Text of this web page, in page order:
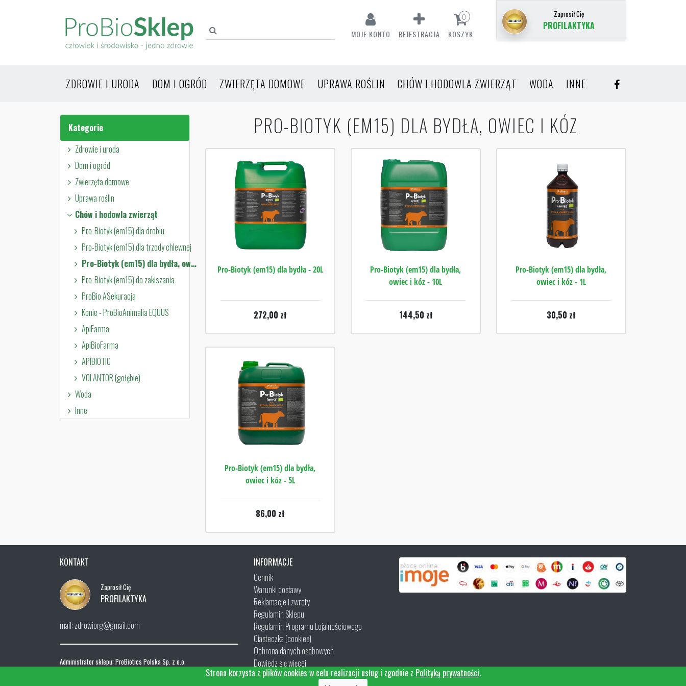
MOJE KONTO REJESTRACJA KOSZYK
0 Zaprosił Cię
PROFILAKTYKA
ZDROWIE I URODA DOM I OGRÓD ZWIERZĘTA DOMOWE UPRAWA ROŚLIN CHÓW I HODOWLA ZWIERZĄT WODA INNE
Kategorie
Zdrowie i uroda
Dom i ogród
Zwierzęta domowe
Uprawa roślin
Chów i hodowla zwierząt
Pro-Biotyk (em15) dla drobiu
Pro-Biotyk (em15) dla trzody chlewnej
Pro-Biotyk (em15) dla bydła, owiec i kóz
Pro-Biotyk (em15) do zakiszania
ProBio ASekuracja
Konie - ProBioAnimalia EQUUS
ApiFarma
ApiBioFarma
APIBIOTIC
VOLANTOR (gołębie)
Woda
Inne
PRO-BIOTYK (EM15) DLA BYDŁA, OWIEC I KÓZ
Pro-Biotyk (em15) dla bydła - 20L
272,00 zł
Pro-Biotyk (em15) dla bydła,
owiec i kóz - 10L
144,50 zł
Pro-Biotyk (em15) dla bydła,
owiec i kóz - 1L
30,50 zł
Pro-Biotyk (em15) dla bydła,
owiec i kóz - 5L
86,00 zł
KONTAKT
Zaprosił Cię
PROFILAKTYKA
mail: zdrowiorg@gmail.com
Administrator sklepu: ProBiotics Polska Sp. z o.o.
INFORMACJE
Cennik
Warunki dostawy
Reklamacje i zwroty
Regulamin Sklepu
Regulamin Programu Lojalnościowego
Ciasteczka (cookies)
Ochrona danych osobowych
Dowiedz się więcej
Kontakt
Strona korzysta z plików cookies w celu realizacji usług i zgodnie z Polityką prywatności.